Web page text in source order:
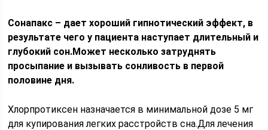
Сонапакс – дает хороший гипнотический эффект, в
результате чего у пациента наступает длительный и
глубокий сон.Может несколько затруднять
просыпание и вызывать сонливость в первой
половине дня.
Хлорпротиксен назначается в минимальной дозе 5 мг
для купирования легких расстройств сна.Для лечения